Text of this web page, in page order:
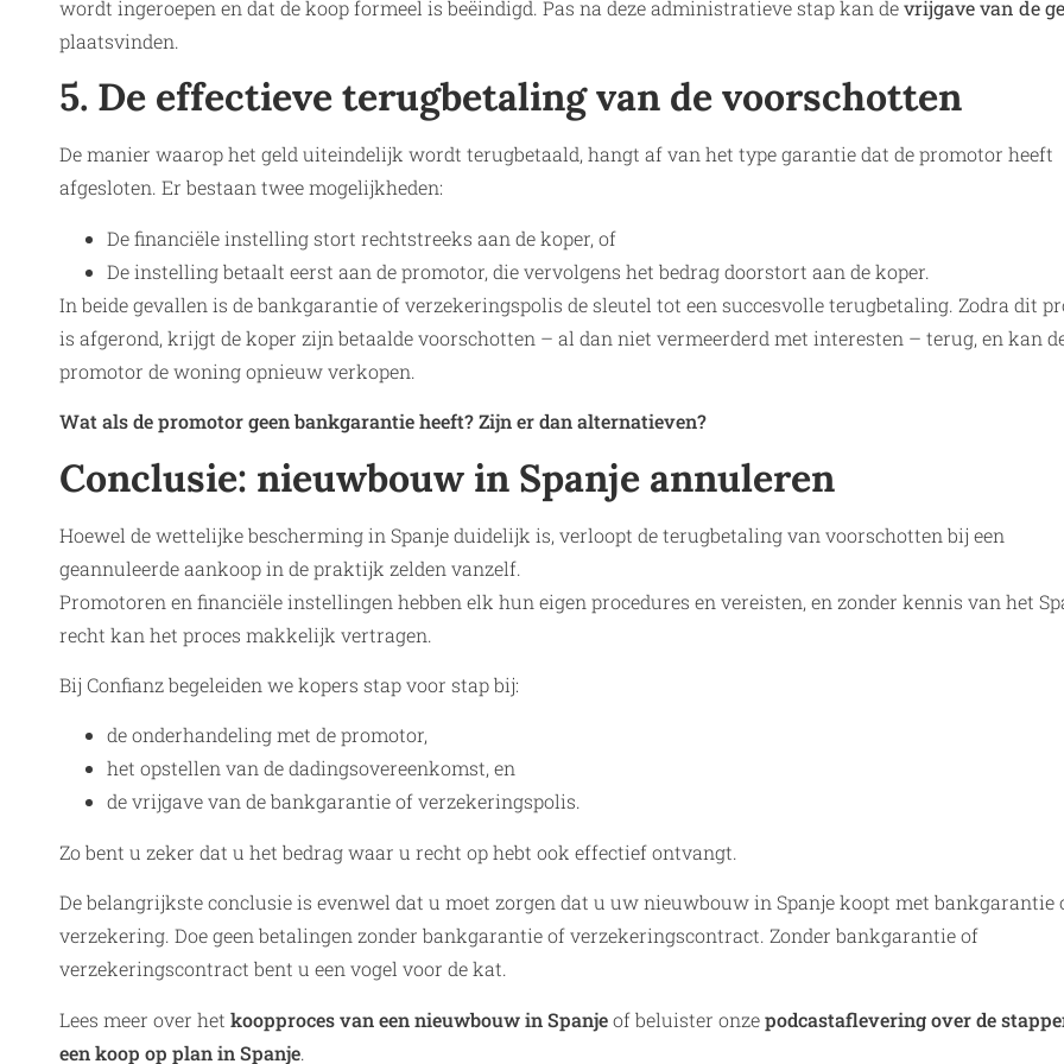
wordt ingeroepen en dat de koop formeel is beëindigd. Pas na deze administratieve stap kan devrijgave van de
plaatsvinden.
5. De effectieve terugbetaling van de voorschotten
De manier waarop het geld uiteindelijk wordt terugbetaald, hangt af van het type garantie dat de promotor heeft
afgesloten. Er bestaan twee mogelijkheden:
De financiële instelling stort rechtstreeks aan de koper, of
De instelling betaalt eerst aan de promotor, die vervolgens het bedrag doorstort aan de koper.
In beide gevallen is de bankgarantie of verzekeringspolis de sleutel tot een succesvolle terugbetaling. Zodra dit
is afgerond, krijgt de koper zijn betaalde voorschotten – al dan niet vermeerderd met interesten – terug, en kan
promotor de woning opnieuw verkopen.
Wat als de promotor geen bankgarantie heeft? Zijn er dan alternatieven?
Conclusie: nieuwbouw in Spanje annuleren
Hoewel de wettelijke bescherming in Spanje duidelijk is, verloopt de terugbetaling van voorschotten bij een
geannuleerde aankoop in de praktijk zelden vanzelf.
Promotoren en financiële instellingen hebben elk hun eigen procedures en vereisten, en zonder kennis van het
recht kan het proces makkelijk vertragen.
Bij Confianz begeleiden we kopers stap voor stap bij:
de onderhandeling met de promotor,
het opstellen van de dadingsovereenkomst, en
de vrijgave van de bankgarantie of verzekeringspolis.
Zo bent u zeker dat u het bedrag waar u recht op hebt ook effectief ontvangt.
De belangrijkste conclusie is evenwel dat u moet zorgen dat u uw nieuwbouw in Spanje koopt met bankgarantie
verzekering. Doe geen betalingen zonder bankgarantie of verzekeringscontract. Zonder bankgarantie of
verzekeringscontract bent u een vogel voor de kat.
Lees meer over het koopproces van een nieuwbouw in Spanjeof beluister onzepodcastaflevering over de
een koop op plan in Spanje.